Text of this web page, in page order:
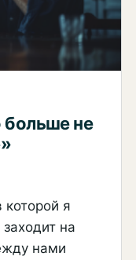
больше не
я
на
нами